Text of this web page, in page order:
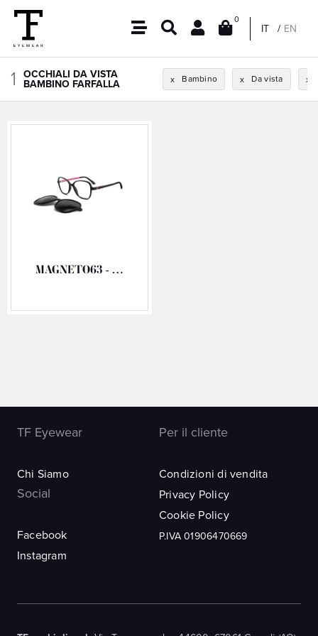
0
IT EN
1
OCCHIALI DA VISTA
BAMBINO FARFALLA
x Bambino x Da vista x
MAGNETO63 - MAGNETO ULTEM VISTA
TF Eyewear
Chi Siamo
Per il cliente
Condizioni di vendita
Social
Facebook
Instagram
Privacy Policy
Cookie Policy
P.IVA 01906470669